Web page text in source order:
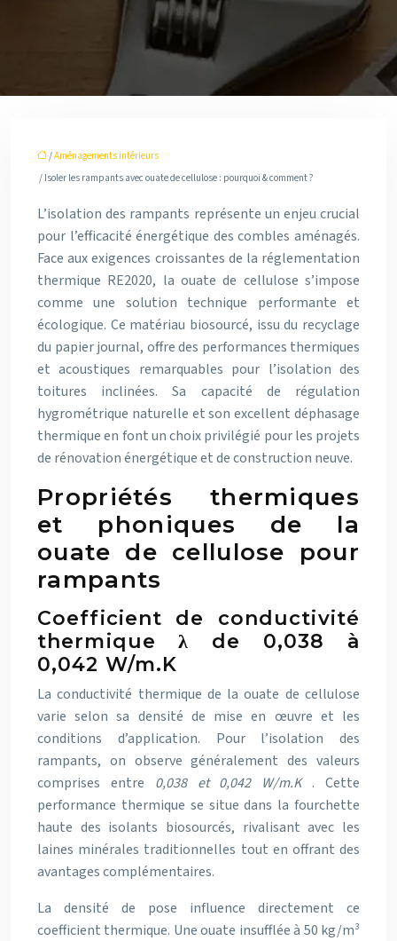
/Aménagements intérieurs
/ Isoler les rampants avec ouate de cellulose : pourquoi & comment ?
L’isolation des rampants représente un enjeu crucial
pour l’efficacité énergétique des combles aménagés.
Face aux exigences croissantes de la réglementation
thermique RE2020, la ouate de cellulose s’impose
comme une solution technique performante et
écologique. Ce matériau biosourcé, issu du recyclage
du papier journal, offre des performances thermiques
et acoustiques remarquables pour l’isolation des
toitures inclinées. Sa capacité de régulation
hygrométrique naturelle et son excellent déphasage
thermique en font un choix privilégié pour les projets
de rénovation énergétique et de construction neuve.
Propriétés thermiques
et phoniques de la
ouate de cellulose pour
rampants
Coefficient de conductivité
thermique λ de 0,038 à
0,042 W/m.K
La conductivité thermique de la ouate de cellulose
varie selon sa densité de mise en œuvre et les
conditions d’application. Pour l’isolation des
rampants, on observe généralement des valeurs
comprises entre 0,038 et 0,042 W/m.K . Cette
performance thermique se situe dans la fourchette
haute des isolants biosourcés, rivalisant avec les
laines minérales traditionnelles tout en offrant des
avantages complémentaires.
La densité de pose influence directement ce
coefficient thermique. Une ouate insufflée à 50 kg/m³